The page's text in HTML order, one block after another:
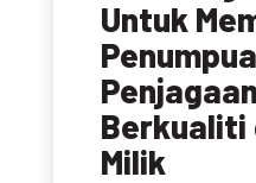
Untuk
Berkualiti
Milik